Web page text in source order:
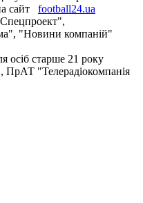
сайт
football24.ua
"Новини компаній"
осіб старше 21 року
, ПрАТ "Телерадіокомпанія